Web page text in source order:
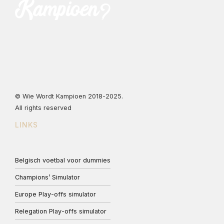
© Wie Wordt Kampioen 2018-2025.
All rights reserved
LINKS
Belgisch voetbal voor dummies
Champions’ Simulator
Europe Play-offs simulator
Relegation Play-offs simulator